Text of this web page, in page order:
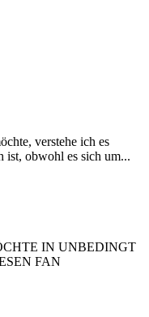
verstehe ich es
ist, obwohl es sich um...
IN UNBEDINGT
FAN